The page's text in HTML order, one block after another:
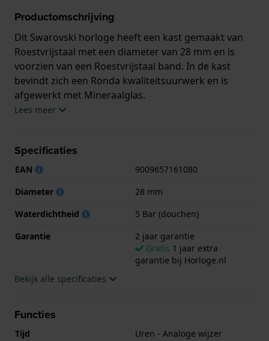
Productomschrijving
Dit Swarovski horloge heeft een kast gemaakt van
Roestvrijstaal met een diameter van 28 mm en is
voorzien van een Roestvrijstaal band. In de kast
bevindt zich een Ronda kwaliteitsuurwerk en is
afgewerkt met Mineraalglas.
horloge geleverd met 2 jaar garantie.
Lees meer
Specificaties
EAN
9009657161080
Diameter
28 mm
Waterdichtheid
5 Bar (douchen)
Garantie
2 jaar garantie
Gratis 1 jaar extra
garantie bij Horloge.nl
Bekijk alle specificaties
Functies
Tijd
Uren - Analoge wijzer